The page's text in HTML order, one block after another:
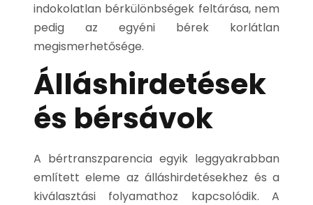
indokolatlan bérkülönbségek feltárása, nem
pedig az egyéni bérek korlátlan
megismerhetősége.
Álláshirdetések
és bérsávok
A bértranszparencia egyik leggyakrabban
említett eleme az álláshirdetésekhez és a
kiválasztási folyamathoz kapcsolódik. A